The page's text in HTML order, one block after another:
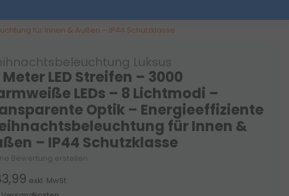
für Innen & Außen – IP44 Schutzklasse
Luksus
Meter LED Streifen – 3000
LEDs – 8 Lichtmodi –
Optik – Energieeffiziente
für Innen &
– IP44 Schutzklasse
Bewertung erstellen
exkl. MwSt.